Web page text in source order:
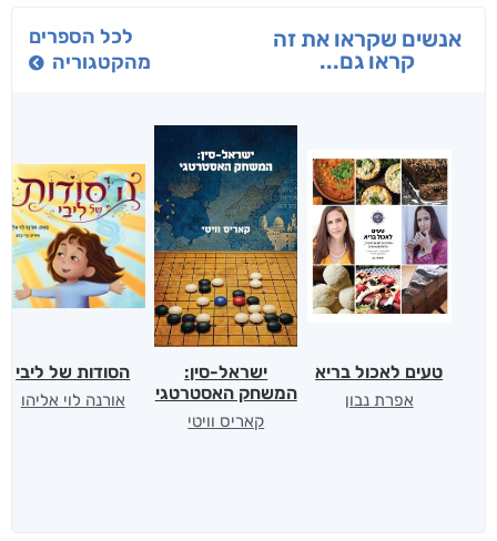
אנשים שקראו את זה
קראו גם...
לכל הספרים
מהקטגוריה
טעים לאכול בריא
אפרת נבון
ישראל-סין:
המשחק האסטרטגי
קאריס וויטי
הסודות של ליבי
אורנה לוי אליהו